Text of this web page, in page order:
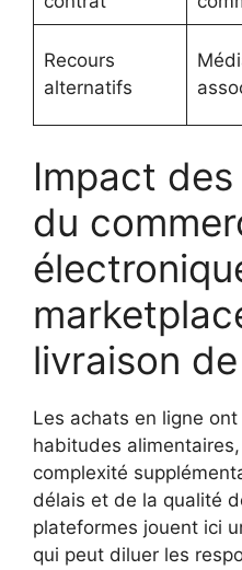
Recours
alternatifs
Impact
du
livraison
Les achats en ligne
habitudes
complexité
délais et de la qualité
plateformes jouent ici
qui peut diluer les